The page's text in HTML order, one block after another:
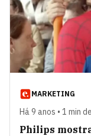
MARKETING
Há 9 anos • 1 min
Philips